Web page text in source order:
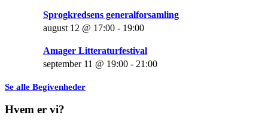
Sprogkredsens generalforsamling
august 12 @ 17:00 - 19:00
Amager Litteraturfestival
september 11 @ 19:00 - 21:00
Se alle Begivenheder
Hvem er vi?